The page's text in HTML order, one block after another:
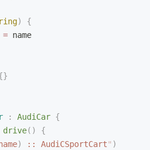
)
{
= name
: AudiCar {
drive()
{
) :: AudiCSportCart" )